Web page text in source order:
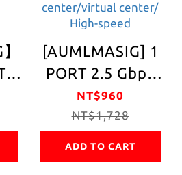
workstation,
[AUMLMASIG] 1
PORT 2.5 Gbps
Ethernet
Adapters intel
2.5GbE Ethernet
aggregation
NT$960
NT$1,728
ADD TO CART